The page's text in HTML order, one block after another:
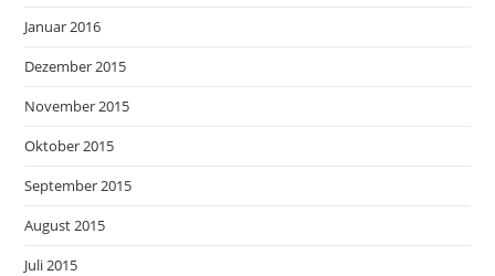
Januar 2016
Dezember 2015
November 2015
Oktober 2015
September 2015
August 2015
Juli 2015